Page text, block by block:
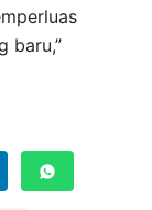
baru,”